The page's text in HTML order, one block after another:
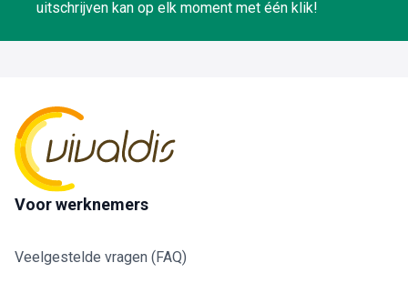
uitschrijven kan op elk moment met één klik!
Voor werknemers
Veelgestelde vragen (FAQ)